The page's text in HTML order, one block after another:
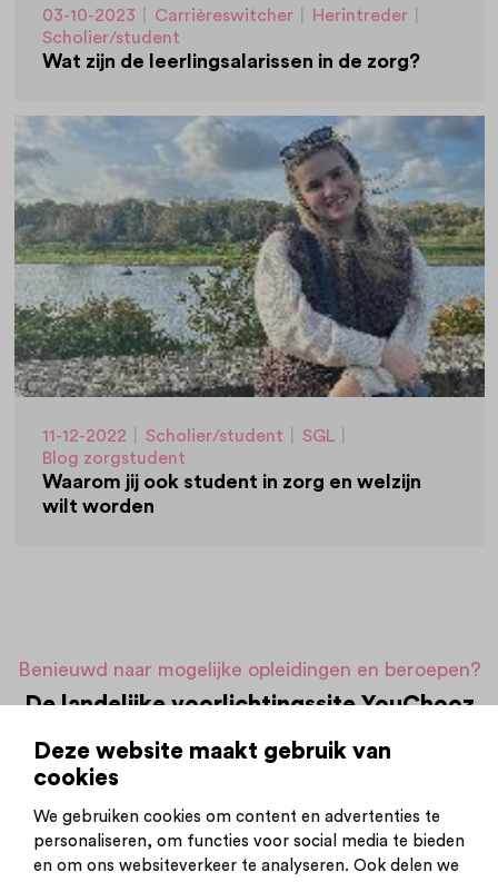
Deze website maakt gebruik van
cookies
We gebruiken cookies om content en advertenties te
personaliseren, om functies voor social media te bieden
en om ons websiteverkeer te analyseren. Ook delen we
03-10-2023 Carrièreswitcher Herintreder
Scholier/student
Wat zijn de leerlingsalarissen in de zorg?
11-12-2022 Scholier/student SGL
Blog zorgstudent
Waarom jij ook student in zorg en welzijn
wilt worden
Benieuwd naar mogelijke opleidingen en beroepen?
De landelijke voorlichtingssite YouChooz
mogelijke opleidingen, beroepen, en meer!
Meteen aan de slag!